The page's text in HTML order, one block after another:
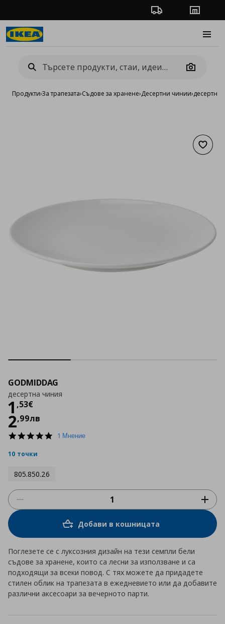
Проследяване на
Camera
Продукти›За трапезата›Съдове за хранене›Десертни чинии›десертна
GODMIDDAG
десертна чиния
1 ,53€
Цена
2,99лв
5.01 Мнение
10 точки
805.850.26
Добави в кошницата
Поглезете се с луксозния дизайн на тези семпли бели
съдове за хранене, които са лесни за използване и са
подходящи за всеки повод. С тях можете да придадете
стилен облик на трапезата в ежедневието или да добавите
различни аксесоари за вечерното парти.